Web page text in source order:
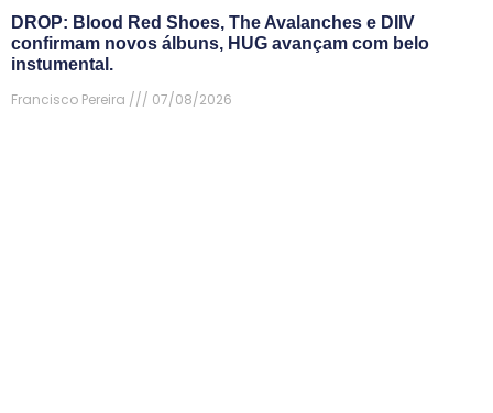
DROP: Blood Red Shoes, The Avalanches e DIIV
confirmam novos álbuns, HUG avançam com belo
instumental.
Francisco Pereira
07/08/2026